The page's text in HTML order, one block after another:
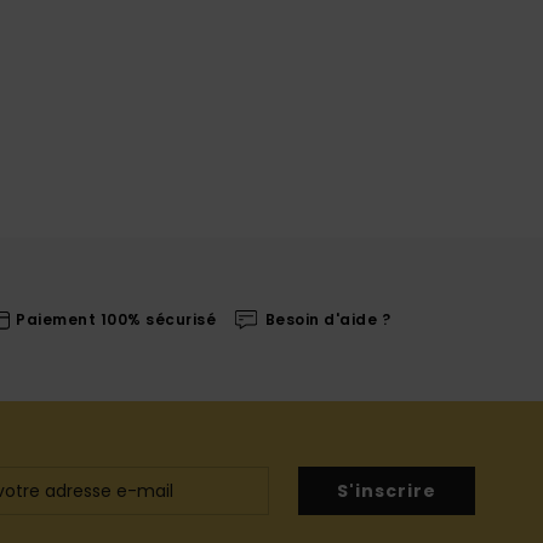
Paiement 100% sécurisé Besoin d'aide ?
S'inscrire